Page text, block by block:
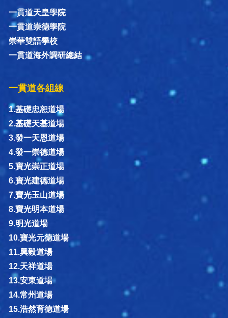
一貫道天皇學院
一貫道崇德學院
崇華雙語學校
一貫道海外調研總結
一貫道各組線
1.基礎忠恕道場
2.基礎天基道場
3.發一天恩道場
4.發一崇德道場
5.寶光崇正道場
6.寶光建德道場
7.寶光玉山道場
8.寶光明本道場
9.明光道場
10.寶光元德道場
11.興毅道場
12.天祥道場
13.安東道場
14.常州道場
15.浩然育德道場